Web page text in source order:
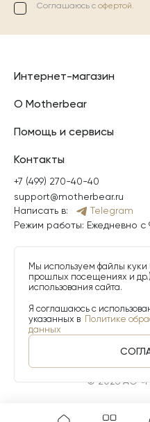
Соглашаюсь с офертой.
Интернет-магазин
О Motherbear
Помощь и сервисы
Контакты
+7 (499) 270-40-40
support@motherbear.ru
Написать в:
Telegram
Режим работы: Ежедневно с
© 2026 АО
Мы используем файлы
прошлых посещениях и др.)
использования сайта.
Я соглашаюсь с
указанных в Политике
данных